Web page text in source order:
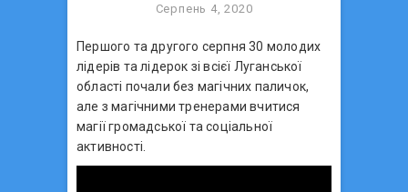
Серпень 4, 2020
Першого та другого серпня 30 молодих
лідерів та лідерок зі всієї Луганської
області почали без магічних паличок,
але з магічними тренерами вчитися
магії громадської та соціальної
активності.